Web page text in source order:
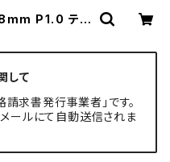
P1.0 テー
ト専門店
して
求書発行事業者」です。
ールにて自動送信されま